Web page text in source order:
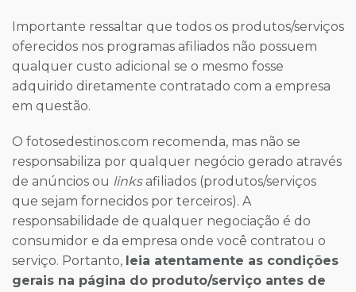
Importante ressaltar que todos os produtos/serviços
oferecidos nos programas afiliados não possuem
qualquer custo adicional se o mesmo fosse
adquirido diretamente contratado com a empresa
em questão.
O fotosedestinos.com recomenda, mas não se
responsabiliza por qualquer negócio gerado através
de anúncios ou linksafiliados (produtos/serviços
que sejam fornecidos por terceiros). A
responsabilidade de qualquer negociação é do
consumidor e da empresa onde você contratou o
serviço. Portanto, leia atentamente as condições
gerais na página do produto/serviço antes de